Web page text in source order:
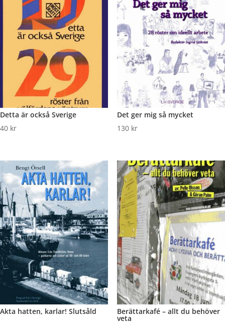
Detta är också Sverige
40 kr
Det ger mig så mycket
130 kr
Akta hatten, karlar! Slutsåld Berättarkafé – allt du behöver
veta